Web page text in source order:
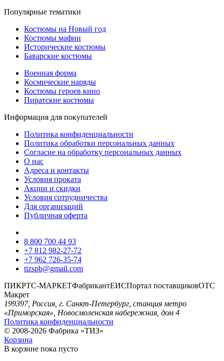
Популярные тематики
Костюмы на Новый год
Костюмы мафии
Исторические костюмы
Баварские костюмы
Военная форма
Космические наряды
Костюмы героев кино
Пиратские костюмы
Информация для покупателей
Политика конфиденциальности
Политика обработки персональных данных
Согласие на обработку персональных данных
О нас
Адреса и контакты
Условия проката
Акции и скидки
Условия сотрудничества
Для организаций
Публичная оферта
8 800 700 44 93
+7 812 982-27-72
+7 962 726-35-74
tizspb@gmail.com
ПИКРТС-МАРКЕТФабрикантЕИСПортал поставщиковОТС
Макрет
199397, Россия, г. Санкт-Петербург, станция метро
«Приморская», Новосмоленская набережная, дом 4
Политика конфиденциальности
© 2008-2026 Фабрика «ТИЗ»
Корзина
В корзине пока пусто